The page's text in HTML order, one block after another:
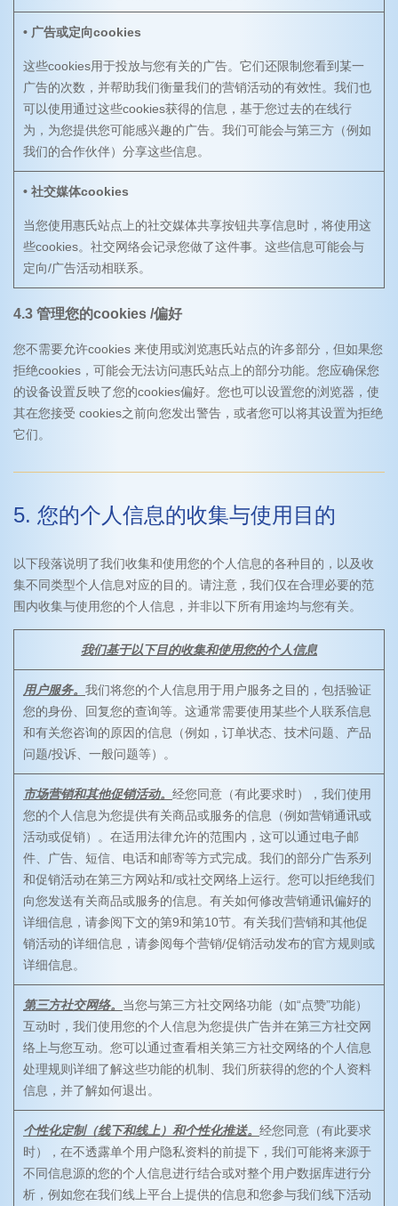
• 广告或定向cookies
这些cookies用于投放与您有关的广告。它们还限制您看到某一
广告的次数，并帮助我们衡量我们的营销活动的有效性。我们也
可以使用通过这些cookies获得的信息，基于您过去的在线行
为，为您提供您可能感兴趣的广告。我们可能会与第三方（例如
我们的合作伙伴）分享这些信息。
• 社交媒体cookies
当您使用惠氏站点上的社交媒体共享按钮共享信息时，将使用这
些cookies。社交网络会记录您做了这件事。这些信息可能会与
定向/广告活动相联系。
4.3 管理您的cookies /偏好
您不需要允许cookies 来使用或浏览惠氏站点的许多部分，但如果您
拒绝cookies，可能会无法访问惠氏站点上的部分功能。您应确保您
的设备设置反映了您的cookies偏好。您也可以设置您的浏览器，使
其在您接受 cookies之前向您发出警告，或者您可以将其设置为拒绝
它们。
5. 您的个人信息的收集与使用目的
以下段落说明了我们收集和使用您的个人信息的各种目的，以及收
集不同类型个人信息对应的目的。请注意，我们仅在合理必要的范
围内收集与使用您的个人信息，并非以下所有用途均与您有关。
我们基于以下目的收集和使用您的个人信息
用户服务。 我们将您的个人信息用于用户服务之目的，包括验证
您的身份、回复您的查询等。这通常需要使用某些个人联系信息
和有关您咨询的原因的信息（例如，订单状态、技术问题、产品
问题/投诉、一般问题等）。
市场营销和其他促销活动。 经您同意（有此要求时），我们使用
您的个人信息为您提供有关商品或服务的信息（例如营销通讯或
活动或促销）。在适用法律允许的范围内，这可以通过电子邮
件、广告、短信、电话和邮寄等方式完成。我们的部分广告系列
和促销活动在第三方网站和/或社交网络上运行。您可以拒绝我们
向您发送有关商品或服务的信息。有关如何修改营销通讯偏好的
详细信息，请参阅下文的第9和第10节。有关我们营销和其他促
销活动的详细信息，请参阅每个营销/促销活动发布的官方规则或
详细信息。
第三方社交网络。 当您与第三方社交网络功能（如“点赞”功能）
互动时，我们使用您的个人信息为您提供广告并在第三方社交网
络上与您互动。您可以通过查看相关第三方社交网络的个人信息
处理规则详细了解这些功能的机制、我们所获得的您的个人资料
信息，并了解如何退出。
个性化定制（线下和线上）和个性化推送。 经您同意（有此要求
时），在不透露单个用户隐私资料的前提下，我们可能将来源于
不同信息源的您的个人信息进行结合或对整个用户数据库进行分
析，例如您在我们线上平台上提供的信息和您参与我们线下活动